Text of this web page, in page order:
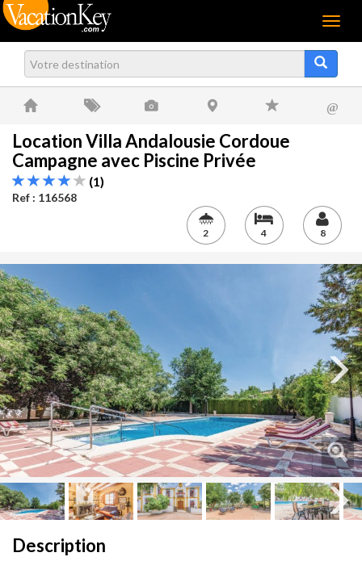
Menu
@
Location Villa Andalousie Cordoue
Campagne avec Piscine Privée
(1)
Ref : 116568
2 4 8
Next
Description